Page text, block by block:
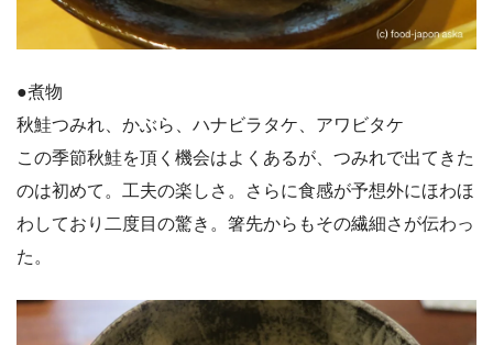
●煮物
秋鮭つみれ、かぶら、ハナビラタケ、アワビタケ
この季節秋鮭を頂く機会はよくあるが、つみれで出てきた
のは初めて。工夫の楽しさ。さらに食感が予想外にほわほ
わしており二度目の驚き。箸先からもその繊細さが伝わっ
た。